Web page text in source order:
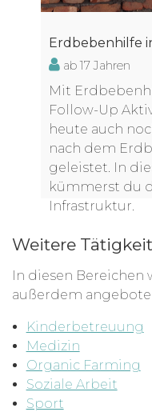
Erdbebenhilfe
ab 17 Jahren
Mit
Follow-Up
heute auch
nach dem
geleistet. In
kümmerst du
Infrastruktur.
Weitere
In diesen
außerdem
Kinderbetreuung
Medizin
Organic Farming
Soziale Arbeit
Sport